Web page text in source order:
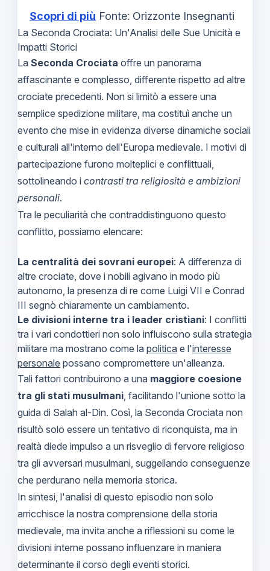
Scopri di più Fonte: Orizzonte Insegnanti
La Seconda Crociata: Un'Analisi delle Sue Unicità e
Impatti Storici
La Seconda Crociata offre un panorama
affascinante e complesso, differente rispetto ad altre
crociate precedenti. Non si limitò a essere una
semplice spedizione militare, ma costituì anche un
evento che mise in evidenza diverse dinamiche sociali
e culturali all'interno dell'Europa medievale. I motivi di
partecipazione furono molteplici e conflittuali,
sottolineando i contrasti tra religiosità e ambizioni
personali.
Tra le peculiarità che contraddistinguono questo
conflitto, possiamo elencare:
La centralità dei sovrani europei: A differenza di
altre crociate, dove i nobili agivano in modo più
autonomo, la presenza di re come Luigi VII e Conrad
III segnò chiaramente un cambiamento.
Le divisioni interne tra i leader cristiani: I conflitti
tra i vari condottieri non solo influiscono sulla strategia
militare ma mostrano come la politica e l'interesse
personale possano compromettere un'alleanza.
Tali fattori contribuirono a una maggiore coesione
tra gli stati musulmani , facilitando l'unione sotto la
guida di Salah al-Din. Così, la Seconda Crociata non
risultò solo essere un tentativo di riconquista, ma in
realtà diede impulso a un risveglio di fervore religioso
tra gli avversari musulmani, suggellando conseguenze
che perdurano nella memoria storica.
In sintesi, l'analisi di questo episodio non solo
arricchisce la nostra comprensione della storia
medievale, ma invita anche a riflessioni su come le
divisioni interne possano influenzare in maniera
determinante il corso degli eventi storici.